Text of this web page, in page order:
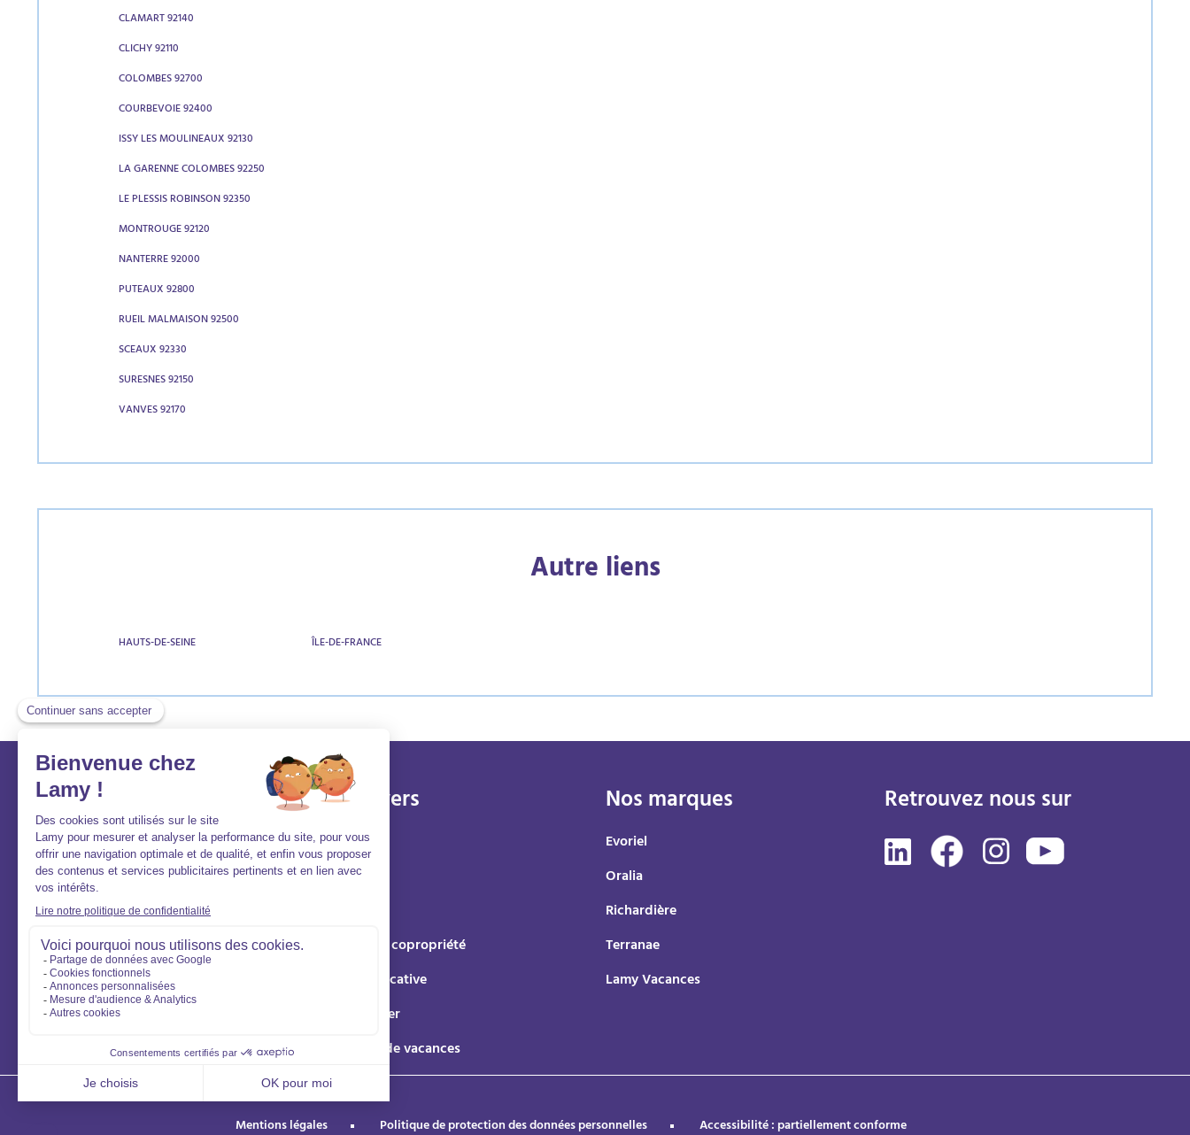
CLAMART 92140
CLICHY 92110
COLOMBES 92700
COURBEVOIE 92400
ISSY LES MOULINEAUX 92130
LA GARENNE COLOMBES 92250
LE PLESSIS ROBINSON 92350
MONTROUGE 92120
NANTERRE 92000
PUTEAUX 92800
RUEIL MALMAISON 92500
SCEAUX 92330
SURESNES 92150
VANVES 92170
Autre liens
HAUTS-DE-SEINE ÎLE-DE-FRANCE
Lamy et vous
Aide et contact
FAQ
Qui sommes-nous ?
Nous rejoindre
Aller vers
Acheter
Louer
Syndic de copropriété
Gestion locative
Éco rénover
Location de vacances
Nos marques
Evoriel
Oralia
Richardière
Terranae
Lamy Vacances
Retrouvez nous sur
Mentions légales Politique de protection des données personnelles Accessibilité : partiellement conforme